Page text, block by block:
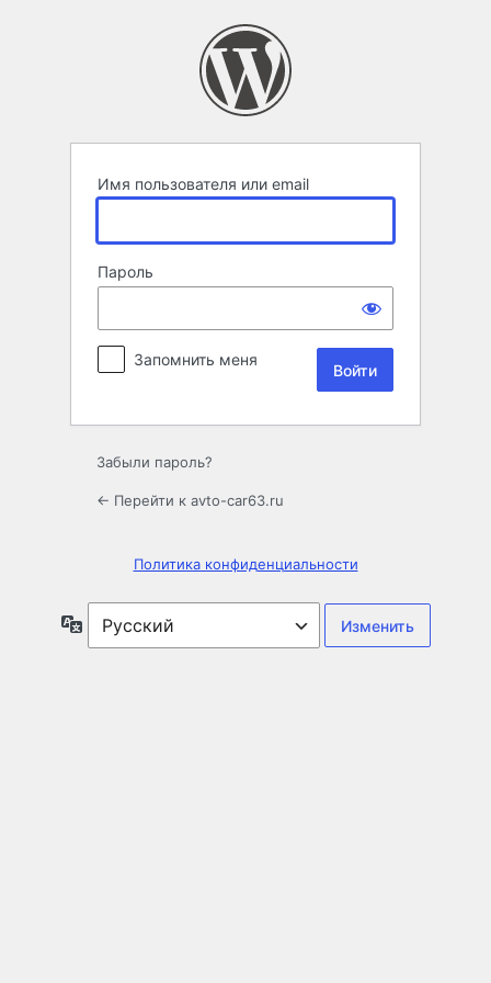
Имя пользователя или email
Пароль
Запомнить меня
Забыли пароль?
← Перейти к avto-car63.ru
Политика конфиденциальности
Язык